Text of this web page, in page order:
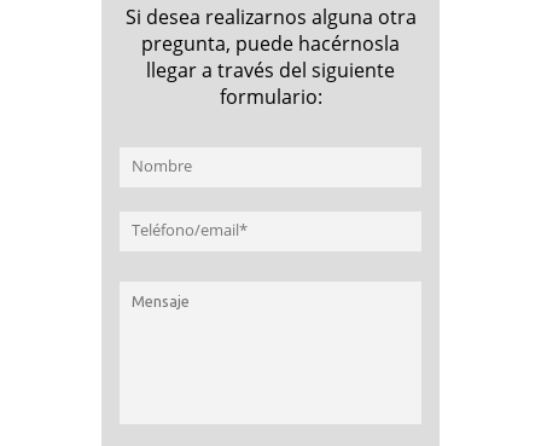
Si desea realizarnos alguna otra
pregunta, puede hacérnosla
llegar a través del siguiente
formulario: